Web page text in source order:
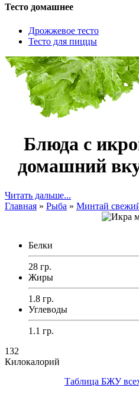
Тесто домашнее
Дрожжевое тесто
Тесто для пиццы
Блюда с
домашний
Читать дальше...
Главная » Рыба » Минтай
Белки
28 гр.
Жиры
1.8 гр.
Углеводы
1.1 гр.
132
Килокалорий
Таблица БЖУ